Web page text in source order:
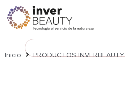
https://inverbeauty.com/
Inicio PRODUCTOS INVERBEAUTY